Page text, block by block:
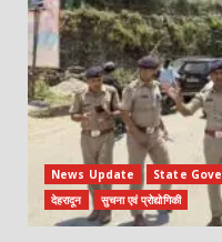
News Update State
देहरादून
सुचना एवं प्रोद्योगिकी